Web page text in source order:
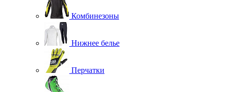
Комбинезоны
Нижнее белье
Перчатки